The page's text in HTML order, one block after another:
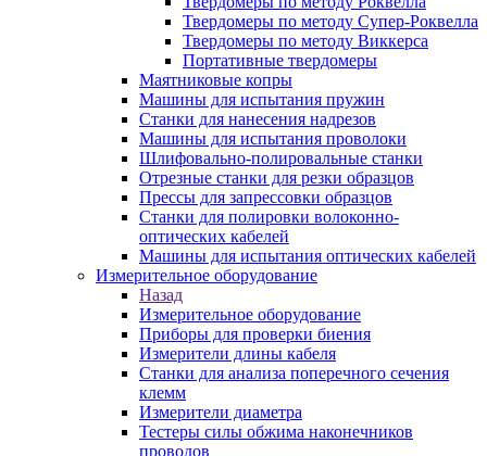
Твердомеры по методу Супер-Роквелла
Твердомеры по методу Виккерса
Портативные твердомеры
Маятниковые копры
Машины для испытания пружин
Станки для нанесения надрезов
Машины для испытания проволоки
Шлифовально-полировальные станки
Отрезные станки для резки образцов
Прессы для запрессовки образцов
Станки для полировки волоконно-
оптических кабелей
Машины для испытания оптических кабелей
Измерительное оборудование
Назад
Измерительное оборудование
Приборы для проверки биения
Измерители длины кабеля
Станки для анализа поперечного сечения
клемм
Измерители диаметра
Тестеры силы обжима наконечников
проводов